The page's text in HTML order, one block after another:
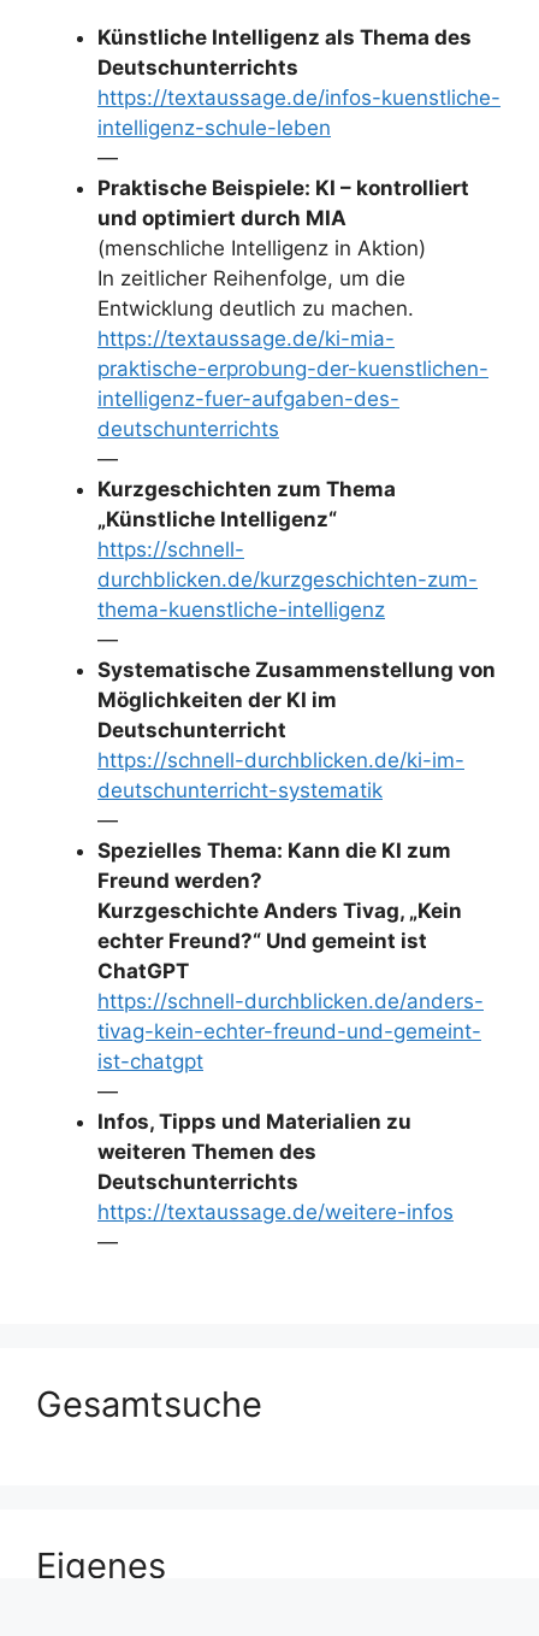
Künstliche Intelligenz als Thema des
Deutschunterrichts
https://textaussage.de/infos-kuenstliche-
intelligenz-schule-leben
—
Praktische Beispiele: KI – kontrolliert
und optimiert durch MIA
(menschliche Intelligenz in Aktion)
In zeitlicher Reihenfolge, um die
Entwicklung deutlich zu machen.
https://textaussage.de/ki-mia-
praktische-erprobung-der-kuenstlichen-
intelligenz-fuer-aufgaben-des-
deutschunterrichts
—
Kurzgeschichten zum Thema
„Künstliche Intelligenz“
https://schnell-
durchblicken.de/kurzgeschichten-zum-
thema-kuenstliche-intelligenz
—
Systematische Zusammenstellung von
Möglichkeiten der KI im
Deutschunterricht
https://schnell-durchblicken.de/ki-im-
deutschunterricht-systematik
—
Spezielles Thema: Kann die KI zum
Freund werden?
Kurzgeschichte Anders Tivag, „Kein
echter Freund?“ Und gemeint ist
ChatGPT
https://schnell-durchblicken.de/anders-
tivag-kein-echter-freund-und-gemeint-
ist-chatgpt
—
Infos, Tipps und Materialien zu
weiteren Themen des
Deutschunterrichts
https://textaussage.de/weitere-infos
—
Gesamtsuche
Eigenes